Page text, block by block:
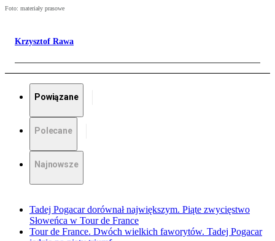
Foto: materiały prasowe
Krzysztof Rawa
Powiązane
Polecane
Najnowsze
Tadej Pogacar dorównał największym. Piąte zwycięstwo
Słoweńca w Tour de France
Tour de France. Dwóch wielkich faworytów. Tadej Pogacar